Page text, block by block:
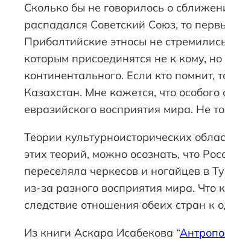
Сколько бы не говорилось о
распадался Советский Союз, то
Прибалтийские этносы не
которым присоединятся не к кому,
континентального. Если кто
Казахстан. Мне кажется, что
евразийского восприятия мира. Не
Теории культурноисторических
этих теорий, можно осознать, что
переселяла черкесов и ногайцев в
из-за разного восприятия мира. Что
следствие отношения обеих стран к
Из книги Аскара Исабекова “